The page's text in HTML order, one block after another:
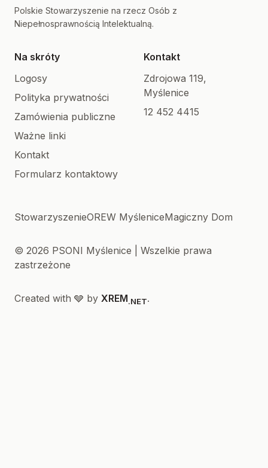
Polskie Stowarzyszenie na rzecz Osób z
Niepełnosprawnością Intelektualną.
Na skróty
Logosy
Polityka prywatności
Zamówienia publiczne
Ważne linki
Kontakt
Formularz kontaktowy
Kontakt
Zdrojowa 119,
Myślenice
12 452 4415
StowarzyszenieOREW MyśleniceMagiczny Dom
© 2026 PSONI Myślenice | Wszelkie prawa
zastrzeżone
Created with 🩶 by XREM.NET.